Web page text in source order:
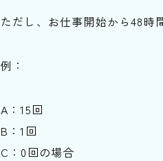
ただし、お仕事開始から48時
例：
A：15回
B：1回
C：0回の場合